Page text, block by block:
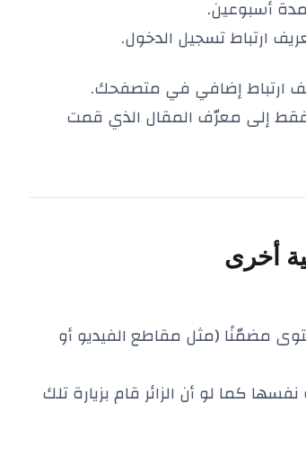
أسبوعين.
ارتباط تسجيل الدخول.
ارتباط إضافي في متصفحك.
فقط إلى معرّف المقال الذي قمت
أخرى
مضمّنًا (مثل مقاطع الفيديو أو
كما لو أن الزائر قام بزيارة تلك